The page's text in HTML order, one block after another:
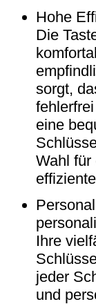
Hohe
Die
sorgt,
eine
Wahl für
Ihre
jeder
und